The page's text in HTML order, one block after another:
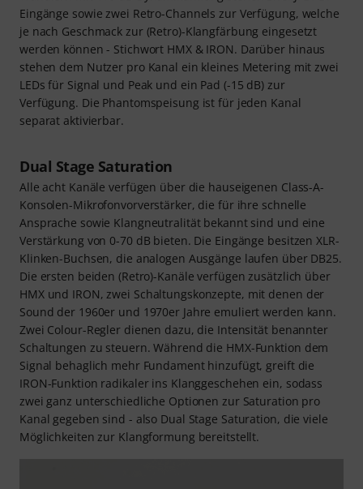
Eingänge sowie zwei Retro-Channels zur Verfügung, welche
je nach Geschmack zur (Retro)-Klangfärbung eingesetzt
werden können - Stichwort HMX & IRON. Darüber hinaus
stehen dem Nutzer pro Kanal ein kleines Metering mit zwei
LEDs für Signal und Peak und ein Pad (-15 dB) zur
Verfügung. Die Phantomspeisung ist für jeden Kanal
separat aktivierbar.
Dual Stage Saturation
Alle acht Kanäle verfügen über die hauseigenen Class-A-
Konsolen-Mikrofonvorverstärker, die für ihre schnelle
Ansprache sowie Klangneutralität bekannt sind und eine
Verstärkung von 0-70 dB bieten. Die Eingänge besitzen XLR-
Klinken-Buchsen, die analogen Ausgänge laufen über DB25.
Die ersten beiden (Retro)-Kanäle verfügen zusätzlich über
HMX und IRON, zwei Schaltungskonzepte, mit denen der
Sound der 1960er und 1970er Jahre emuliert werden kann.
Zwei Colour-Regler dienen dazu, die Intensität benannter
Schaltungen zu steuern. Während die HMX-Funktion dem
Signal behaglich mehr Fundament hinzufügt, greift die
IRON-Funktion radikaler ins Klanggeschehen ein, sodass
zwei ganz unterschiedliche Optionen zur Saturation pro
Kanal gegeben sind - also Dual Stage Saturation, die viele
Möglichkeiten zur Klangformung bereitstellt.